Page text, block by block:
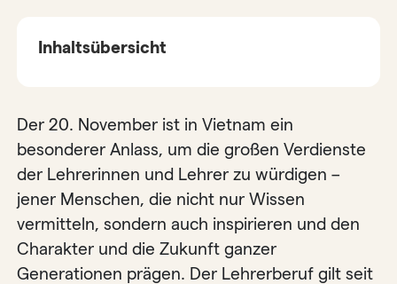
Inhaltsübersicht
Der 20. November ist in Vietnam ein
besonderer Anlass, um die großen Verdienste
der Lehrerinnen und Lehrer zu würdigen –
jener Menschen, die nicht nur Wissen
vermitteln, sondern auch inspirieren und den
Charakter und die Zukunft ganzer
Generationen prägen. Der Lehrerberuf gilt seit